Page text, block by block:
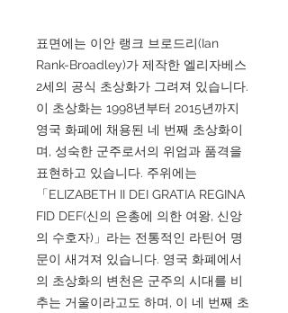
표면에는 이안 랭크 브로드리(Ian
Rank-Broadley)가 제작한 엘리자베스
2세의 공식 초상화가 그려져 있습니다.
이 초상화는 1998년부터 2015년까지
영국 화폐에 채용된 네 번째 초상화이
며, 성숙한 군주로서의 위엄과 품격을
표현하고 있습니다. 주위에는
「ELIZABETH II DEI GRATIA REGINA
FID DEF(신의 은총에 의한 여왕, 신앙
의 수호자)」라는 전통적인 라틴어 명
문이 새겨져 있습니다. 영국 화폐에서
의 초상화의 변천은 군주의 시대를 비
추는 거울이라고도 하며, 이 네 번째 초